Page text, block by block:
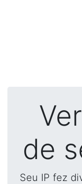
de
Seu IP fez